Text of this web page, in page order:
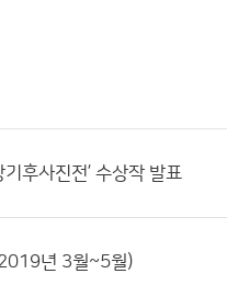
후사진전’ 수상작 발표
년 3월~5월)